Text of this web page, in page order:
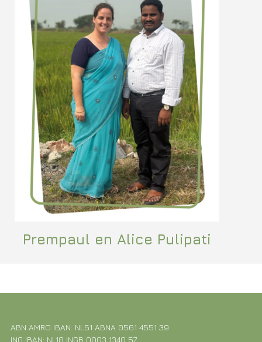
Prempaul en Alice Pulipati
ABN AMRO IBAN: NL51 ABNA 0561 4551 39
ING IBAN: NL18 INGB 0003 1340 57